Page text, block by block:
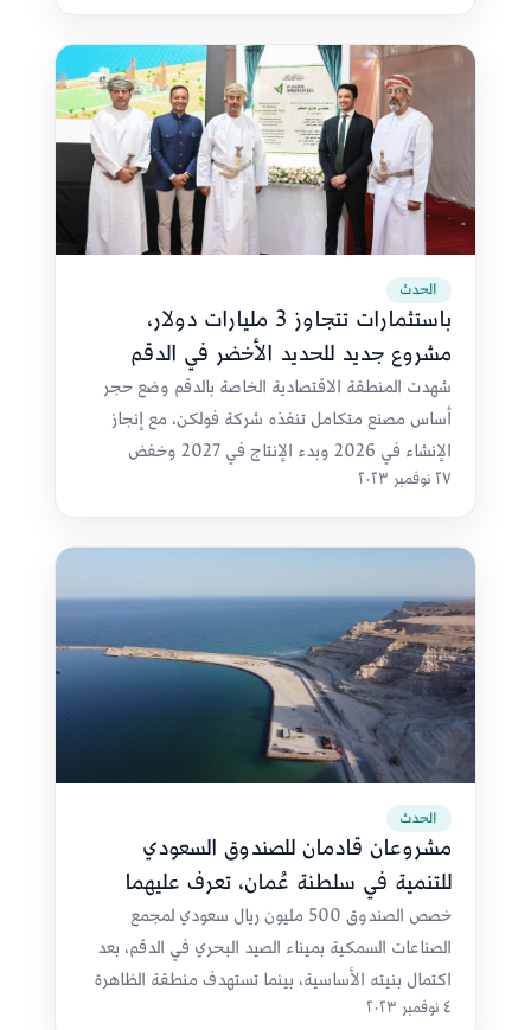
الحدث
باستثمارات تتجاوز 3 مليارات دولار،
مشروع جديد للحديد الأخضر في الدقم
شهدت المنطقة الاقتصادية الخاصة بالدقم وضع حجر
أساس مصنع متكامل تنفذه شركة فولكن، مع إنجاز
الإنشاء في 2026 وبدء الإنتاج في 2027 وخفض
الانبعاثات بنحو 85 بالمائة.
٢٧ نوفمبر ٢٠٢٣
الحدث
مشروعان قادمان للصندوق السعودي
للتنمية في سلطنة عُمان، تعرف عليهما
خصص الصندوق 500 مليون ريال سعودي لمجمع
الصناعات السمكية بميناء الصيد البحري في الدقم، بعد
اكتمال بنيته الأساسية، بينما تستهدف منطقة الظاهرة
التجارة والصناعات النوعية.
٤ نوفمبر ٢٠٢٣